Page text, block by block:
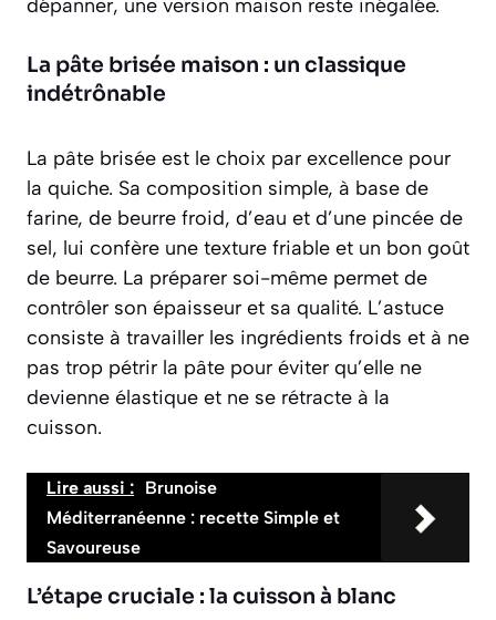
dépanner, une version maison reste inégalée.
La pâte brisée maison : un classique
indétrônable
La pâte brisée est le choix par excellence pour
la quiche. Sa composition simple, à base de
farine, de beurre froid, d’eau et d’une pincée de
sel, lui confère une texture friable et un bon goût
de beurre. La préparer soi-même permet de
contrôler son épaisseur et sa qualité. L’astuce
consiste à travailler les ingrédients froids et à ne
pas trop pétrir la pâte pour éviter qu’elle ne
devienne élastique et ne se rétracte à la
cuisson.
Lire aussi : Brunoise
Méditerranéenne : recette Simple et
Savoureuse
L’étape cruciale : la cuisson à blanc